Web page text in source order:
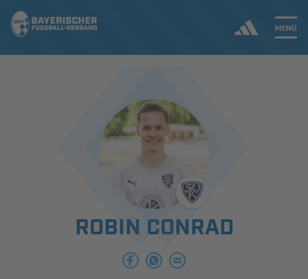
MENÜ
ERGEBNISSE & WETTBEWERBE
SPIELBETRIEB & VERBANDSLEBEN
AUSBILDUNG & FÖRDERUNG
ROBIN CONRAD